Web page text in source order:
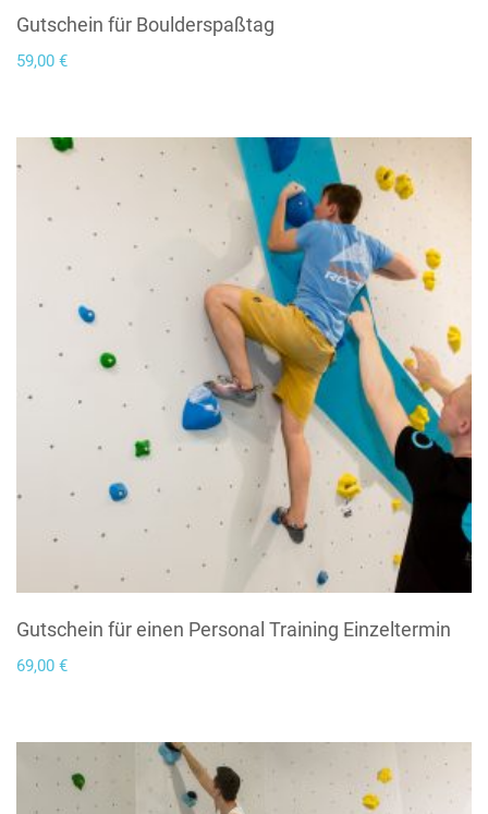
Gutschein für Boulderspaßtag
59,00 €
Gutschein für einen Personal Training Einzeltermin
69,00 €